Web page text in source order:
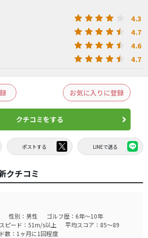
4.3
4.7
4.6
4.7
お気に入りに登録
クチコミをする
ポストする LINEで送る
クチコミ
性別：男性
ゴルフ歴：6年～10年
ピード：51m/s以上
平均スコア：85～89
数：1ヶ月に1回程度